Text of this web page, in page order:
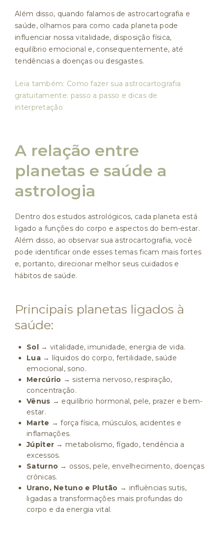
Além disso, quando falamos de astrocartografia e
saúde, olhamos para como cada planeta pode
influenciar nossa vitalidade, disposição física,
equilíbrio emocional e, consequentemente, até
tendências a doenças ou desgastes.
Leia também: Como fazer sua astrocartografia
gratuitamente: passo a passo e dicas de
interpretação
A relação entre
planetas e saúde a
astrologia
Dentro dos estudos astrológicos, cada planeta está
ligado a funções do corpo e aspectos do bem-estar.
Além disso, ao observar sua astrocartografia, você
pode identificar onde esses temas ficam mais fortes
e, portanto, direcionar melhor seus cuidados e
hábitos de saúde.
Principais planetas ligados à
saúde:
Sol→ vitalidade, imunidade, energia de vida.
Lua→ líquidos do corpo, fertilidade, saúde
emocional, sono.
Mercúrio → sistema nervoso, respiração,
concentração.
Vênus → equilíbrio hormonal, pele, prazer e bem-
estar.
Marte → força física, músculos, acidentes e
inflamações.
Júpiter → metabolismo, fígado, tendência a
excessos.
Saturno → ossos, pele, envelhecimento, doenças
crônicas.
Urano, Netuno e Plutão → influências sutis,
ligadas a transformações mais profundas do
corpo e da energia vital.